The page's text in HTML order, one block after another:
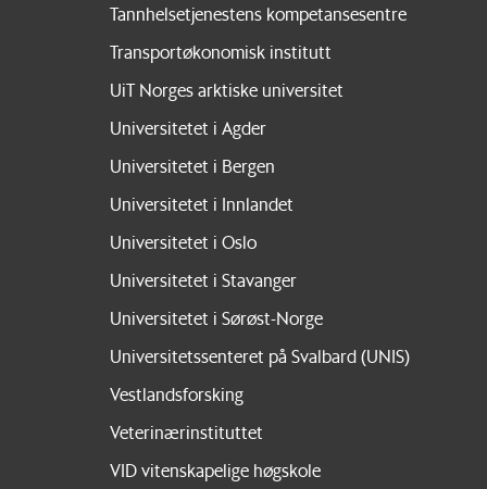
Tannhelsetjenestens kompetansesentre
Transportøkonomisk institutt
UiT Norges arktiske universitet
Universitetet i Agder
Universitetet i Bergen
Universitetet i Innlandet
Universitetet i Oslo
Universitetet i Stavanger
Universitetet i Sørøst-Norge
Universitetssenteret på Svalbard (UNIS)
Vestlandsforsking
Veterinærinstituttet
VID vitenskapelige høgskole